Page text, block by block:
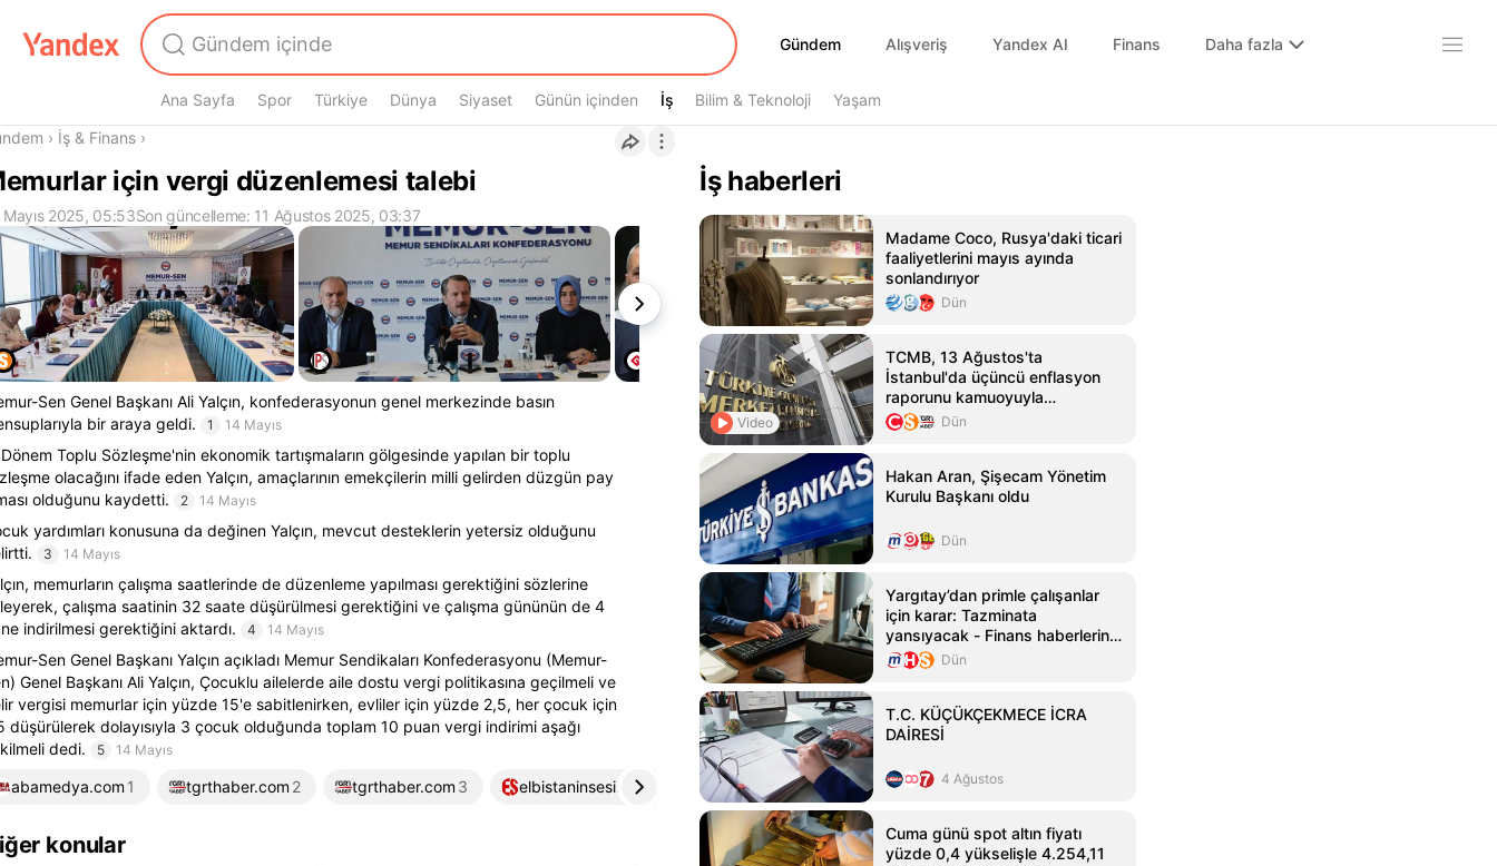
Gündem
Gündem Alışveriş Yandex AI Finans Daha fazla
Ana Sayfa Spor Türkiye Dünya Siyaset Günün içinden İş
İş Bilim & Teknoloji Yaşam
› İş & Finans ›
için vergi düzenlemesi talebi
Mayıs 2025, 05:53Son güncelleme: 11 Ağustos 2025, 03:37
Sen Genel Başkanı Ali Yalçın, konfederasyonun genel merkezinde basın
bir araya geldi.
1 14 Mayıs
Toplu Sözleşme'nin ekonomik tartışmaların gölgesinde yapılan bir toplu
olacağını ifade eden Yalçın, amaçlarının emekçilerin milli gelirden düzgün pay
olduğunu kaydetti.
2 14 Mayıs
yardımları konusuna da değinen Yalçın, mevcut desteklerin yetersiz olduğunu
3 14 Mayıs
memurların çalışma saatlerinde de düzenleme yapılması gerektiğini sözlerine
çalışma saatinin 32 saate düşürülmesi gerektiğini ve çalışma gününün de 4
indirilmesi gerektiğini aktardı.
4 14 Mayıs
Sen Genel Başkanı Yalçın açıkladı Memur Sendikaları Konfederasyonu (Memur-
Genel Başkanı Ali Yalçın, Çocuklu ailelerde aile dostu vergi politikasına geçilmeli ve
vergisi memurlar için yüzde 15'e sabitlenirken, evliler için yüzde 2,5, her çocuk için
düşürülerek dolayısıyla 3 çocuk olduğunda toplam 10 puan vergi indirimi aşağı
dedi.
5 14 Mayıs
abamedya.com 1 tgrthaber.com 2 tgrthaber.com 3 elbistaninsesi.com abamedya.com
konular
İş haberleri
Madame Coco, Rusya'daki ticari
faaliyetlerini mayıs ayında
sonlandırıyor
Dün
Video
TCMB, 13 Ağustos'ta
İstanbul'da üçüncü enflasyon
raporunu kamuoyuyla
paylaşacak
Dün
Hakan Aran, Şişecam Yönetim
Kurulu Başkanı oldu
Dün
Yargıtay’dan primle çalışanlar
için karar: Tazminata
yansıyacak - Finans haberlerinin
doğru adresi - Mynet Finans
Haber
Dün
T.C. KÜÇÜKÇEKMECE İCRA
DAİRESİ
4 Ağustos
Cuma günü spot altın fiyatı
yüzde 0,4 yükselişle 4.254,11